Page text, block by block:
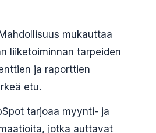
mukauttaa
liiketoiminnan tarpeiden
ja raporttien
etu.
tarjoaa myynti- ja
jotka auttavat